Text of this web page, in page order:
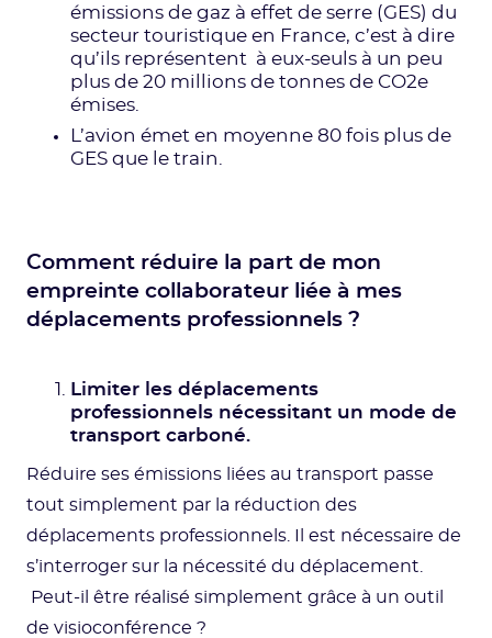
émissions de gaz à effet de serre (GES) du
secteur touristique en France, c’est à dire
qu’ils représentent à eux-seuls à un peu
plus de 20 millions de tonnes de CO2e
émises.
L’avion émet en moyenne 80 fois plus de
GES que le train.
Comment réduire la part de mon
empreinte collaborateur liée à mes
déplacements professionnels ?
Limiter les déplacements
professionnels nécessitant un mode de
transport carboné.
Réduire ses émissions liées au transport passe
tout simplement par la réduction des
déplacements professionnels. Il est nécessaire de
s’interroger sur la nécessité du déplacement.
Peut-il être réalisé simplement grâce à un outil
de visioconférence ?